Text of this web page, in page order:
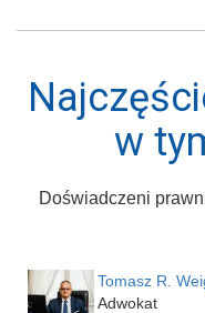
w
Doświadczeni
Tomasz R.
Adwokat